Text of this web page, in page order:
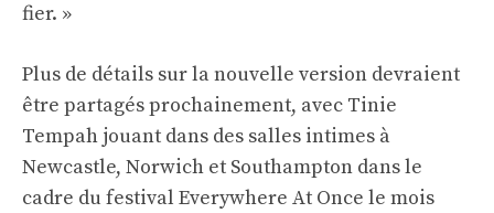
fier. »
Plus de détails sur la nouvelle version devraient
être partagés prochainement, avec Tinie
Tempah jouant dans des salles intimes à
Newcastle, Norwich et Southampton dans le
cadre du festival Everywhere At Once le mois